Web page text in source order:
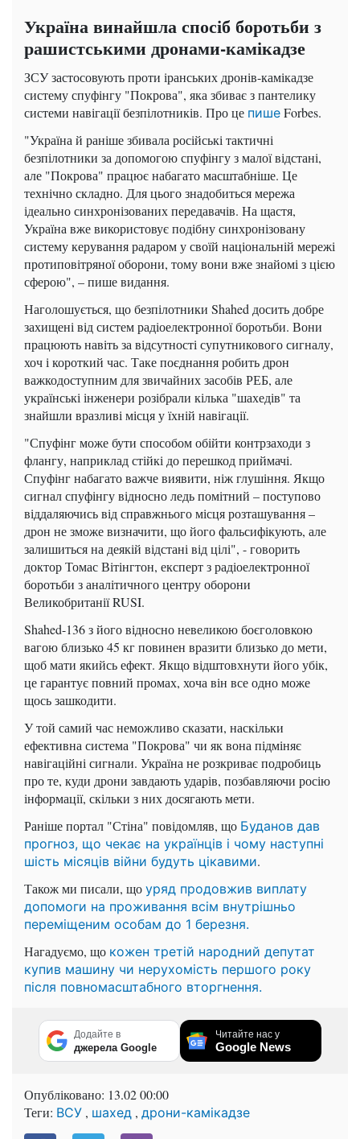
Україна винайшла спосіб боротьби з
рашистськими дронами-камікадзе
ЗСУ застосовують проти іранських дронів-камікадзе
систему спуфінгу "Покрова", яка збиває з пантелику
системи навігації безпілотників. Про це пише Forbes.
"Україна й раніше збивала російські тактичні
безпілотники за допомогою спуфінгу з малої відстані,
але "Покрова" працює набагато масштабніше. Це
технічно складно. Для цього знадобиться мережа
ідеально синхронізованих передавачів. На щастя,
Україна вже використовує подібну синхронізовану
систему керування радаром у своїй національній мережі
протиповітряної оборони, тому вони вже знайомі з цією
сферою", – пише видання.
Наголошується, що безпілотники Shahed досить добре
захищені від систем радіоелектронної боротьби. Вони
працюють навіть за відсутності супутникового сигналу,
хоч і короткий час. Таке поєднання робить дрон
важкодоступним для звичайних засобів РЕБ, але
українські інженери розібрали кілька "шахедів" та
знайшли вразливі місця у їхній навігації.
"Спуфінг може бути способом обійти контрзаходи з
флангу, наприклад стійкі до перешкод приймачі.
Спуфінг набагато важче виявити, ніж глушіння. Якщо
сигнал спуфінгу відносно ледь помітний – поступово
віддаляючись від справжнього місця розташування –
дрон не зможе визначити, що його фальсифікують, але
залишиться на деякій відстані від цілі", - говорить
доктор Томас Вітінгтон, експерт з радіоелектронної
боротьби з аналітичного центру оборони
Великобританії RUSI.
Shahed-136 з його відносно невеликою боєголовкою
вагою близько 45 кг повинен вразити близько до мети,
щоб мати якийсь ефект. Якщо відштовхнути його убік,
це гарантує повний промах, хоча він все одно може
щось зашкодити.
У той самий час неможливо сказати, наскільки
ефективна система "Покрова" чи як вона підміняє
навігаційні сигнали. Україна не розкриває подробиць
про те, куди дрони завдають ударів, позбавляючи росію
інформації, скільки з них досягають мети.
Раніше портал "Стіна" повідомляв, що Буданов дав
прогноз, що чекає на українців і чому наступні
шість місяців війни будуть цікавими.
Також ми писали, що уряд продовжив виплату
допомоги на проживання всім внутрішньо
переміщеним особам до 1 березня.
Нагадуємо, що кожен третій народний депутат
купив машину чи нерухомість першого року
після повномасштабного вторгнення.
Додайте в
джерела Google
Читайте нас у
Google News
Опубліковано: 13.02 00:00
Теги: ВСУ , шахед , дрони-камікадзе